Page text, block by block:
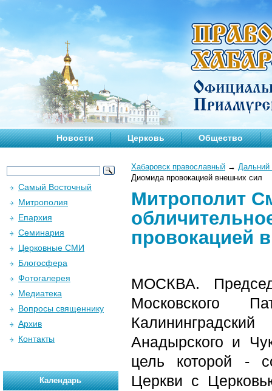
Новости Церковь Общество
Хабаровск православный → Дальний
Диомида провокацией внешних сил
Митрополит
провокацией
МОСКВА.
Московского
Анадырского и
цель которой -
Церкви с
Самый Восточный
Митрополия
Епархия
Семинария
Церковные СМИ
Блогосфера
Фотогалерея
Медиатека
Вопросы священнику
Архив
Контакты
Календарь